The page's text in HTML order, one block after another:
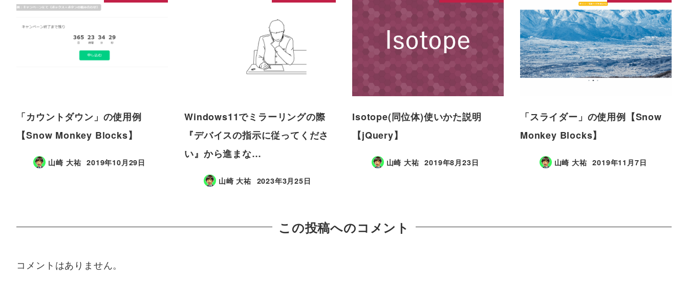
「カウントダウン」の使用例
【Snow Monkey Blocks】
山崎 大祐 2019年10月29日
Windows11でミラーリングの際
『デバイスの指示に従ってくださ
い』から進まな…
山崎 大祐 2023年3月25日
Isotope(同位体)使いかた説明
【jQuery】
山崎 大祐 2019年8月23日
「スライダー」の使用例【Snow
Monkey Blocks】
山崎 大祐 2019年11月7日
この投稿へのコメント
コメントはありません。